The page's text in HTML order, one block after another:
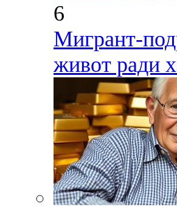
6
Мигрант-
живот ради